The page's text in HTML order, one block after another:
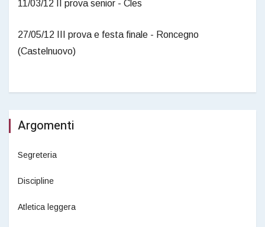
11/03/12 II prova senior - Cles
27/05/12 III prova e festa finale - Roncegno
(Castelnuovo)
Argomenti
Segreteria
Discipline
Atletica leggera